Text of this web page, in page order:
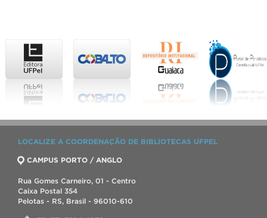
LOCALIZE A COORDENAÇÃO DE BIBLIOTECAS UFPEL
CAMPUS PORTO / ANGLO
Rua Gomes Carneiro, 01 - Centro
Caixa Postal 354
Pelotas - RS, Brasil - 96010-610